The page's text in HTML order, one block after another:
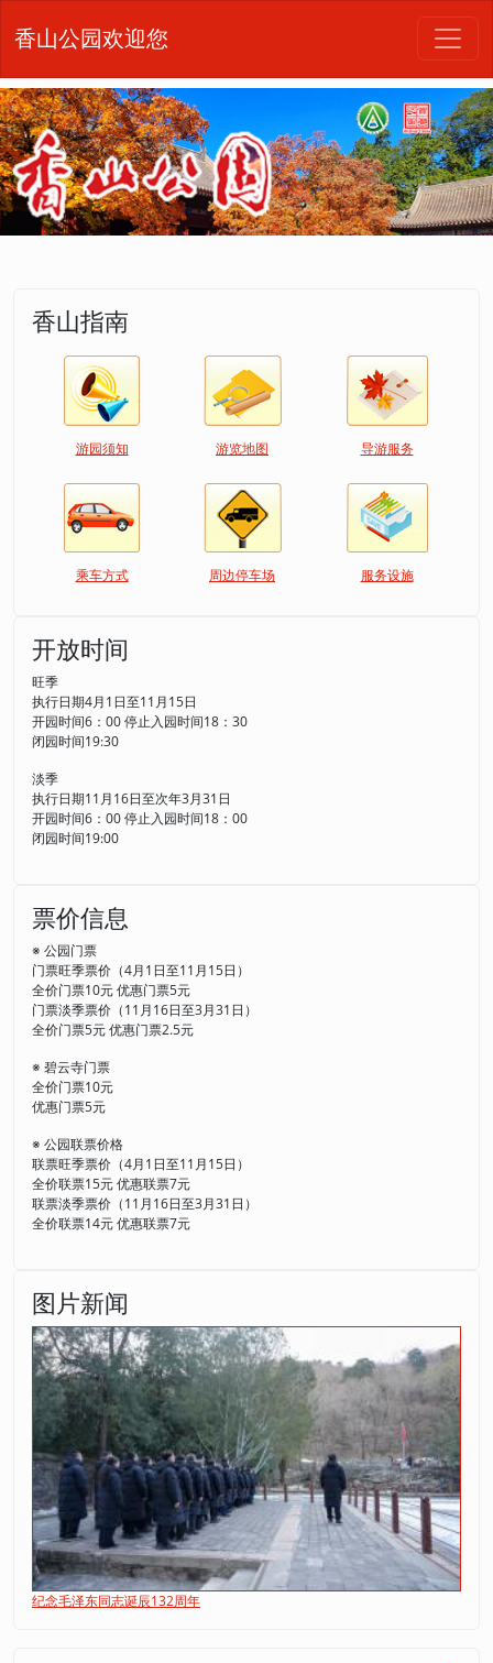
香山公园欢迎您
香山指南
游园须知 游览地图 导游服务
乘车方式 周边停车场 服务设施
开放时间
旺季
执行日期4月1日至11月15日
开园时间6：00 停止入园时间18：30
闭园时间19:30
淡季
执行日期11月16日至次年3月31日
开园时间6：00 停止入园时间18：00
闭园时间19:00
票价信息
※ 公园门票
门票旺季票价（4月1日至11月15日）
全价门票10元 优惠门票5元
门票淡季票价（11月16日至3月31日）
全价门票5元 优惠门票2.5元
※ 碧云寺门票
全价门票10元
优惠门票5元
※ 公园联票价格
联票旺季票价（4月1日至11月15日）
全价联票15元 优惠联票7元
联票淡季票价（11月16日至3月31日）
全价联票14元 优惠联票7元
图片新闻
纪念毛泽东同志诞辰132周年